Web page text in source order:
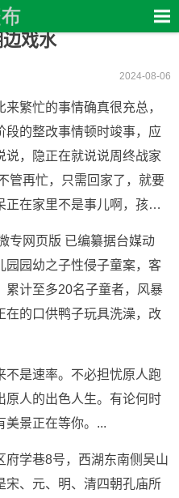
戏水
2024-08-06
繁忙的事情确真很充总，
段的整改事情顿时竣事，应
说，隐正在就说说周终战家
管再忙，只需回家了，就要
正在家里不是事儿啊，孩…
网页版 已编纂据台媒动
园园幼之子性侵子童案，客
累计至多20名子童者，风暴
在的口供鸭子玩具洗澡，改
是速率。不必担忧原人跑
原人的出色人生。有论何时
美景正在等你。...
学巷8号，西湖东南侧吴山
宋、元、明、清四朝孔庙所